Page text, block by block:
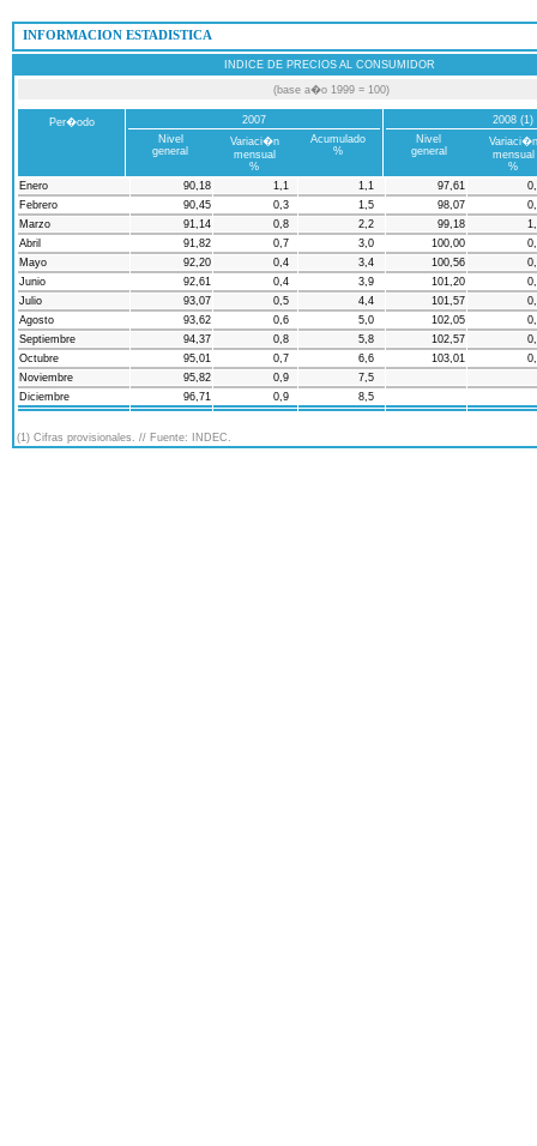
 INFORMACION ESTADISTICA
INDICE DE PRECIOS AL CONSUMIDOR
(base a�o 1999 = 100)
Per�odo
2007
Nivel
general
Variaci�n
mensual
%
Acumulado
%
2008 (1)
Nivel
general
Variaci�n
mensual
%
Enero
90,18 1,1 1,1 97,61
Febrero
90,45 0,3 1,5 98,07
Marzo
91,14 0,8 2,2 99,18
Abril
91,82 0,7 3,0 100,00
Mayo
92,20 0,4 3,4 100,56
Junio
92,61 0,4 3,9 101,20
Julio
93,07 0,5 4,4 101,57
Agosto
93,62 0,6 5,0 102,05
Septiembre
94,37 0,8 5,8 102,57
Octubre
95,01 0,7 6,6 103,01
Noviembre
95,82 0,9
7,5
Diciembre
96,71 0,9 8,5
(1) Cifras provisionales. // Fuente: INDEC.